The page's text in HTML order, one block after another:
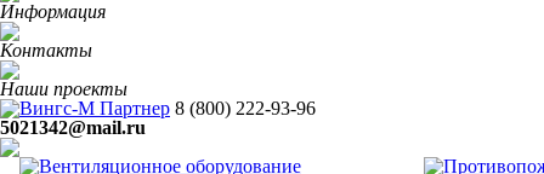
Информация
Контакты
Наши проекты
8 (800) 222-93-96
5021342@mail.ru